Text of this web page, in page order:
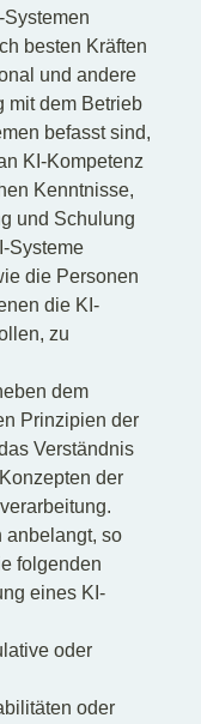
besten Kräften
und andere
mit dem Betrieb
befasst sind,
KI-Kompetenz
Kenntnisse,
und Schulung
Systeme
die Personen
die KI-
zu
dem
Prinzipien der
Verständnis
der
anbelangt, so
folgenden
eines KI-
oder
oder